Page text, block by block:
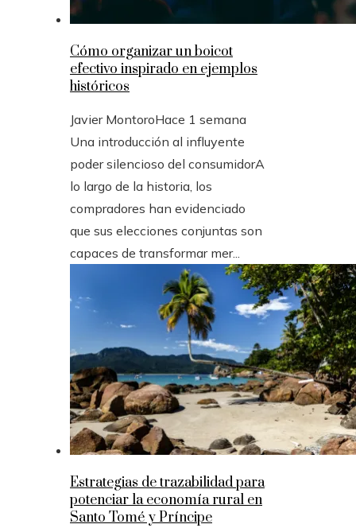
Cómo organizar un boicot
efectivo inspirado en ejemplos
históricos
Javier MontoroHace 1 semana
Una introducción al influyente
poder silencioso del consumidorA
lo largo de la historia, los
compradores han evidenciado
que sus elecciones conjuntas son
capaces de transformar mer...
Estrategias de trazabilidad para
potenciar la economía rural en
Santo Tomé y Príncipe